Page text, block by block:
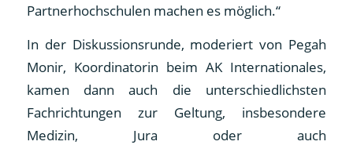
Partnerhochschulen machen es möglich.“
In der Diskussionsrunde, moderiert von Pegah
Monir, Koordinatorin beim AK Internationales,
kamen dann auch die unterschiedlichsten
Fachrichtungen zur Geltung, insbesondere
Medizin, Jura oder auch